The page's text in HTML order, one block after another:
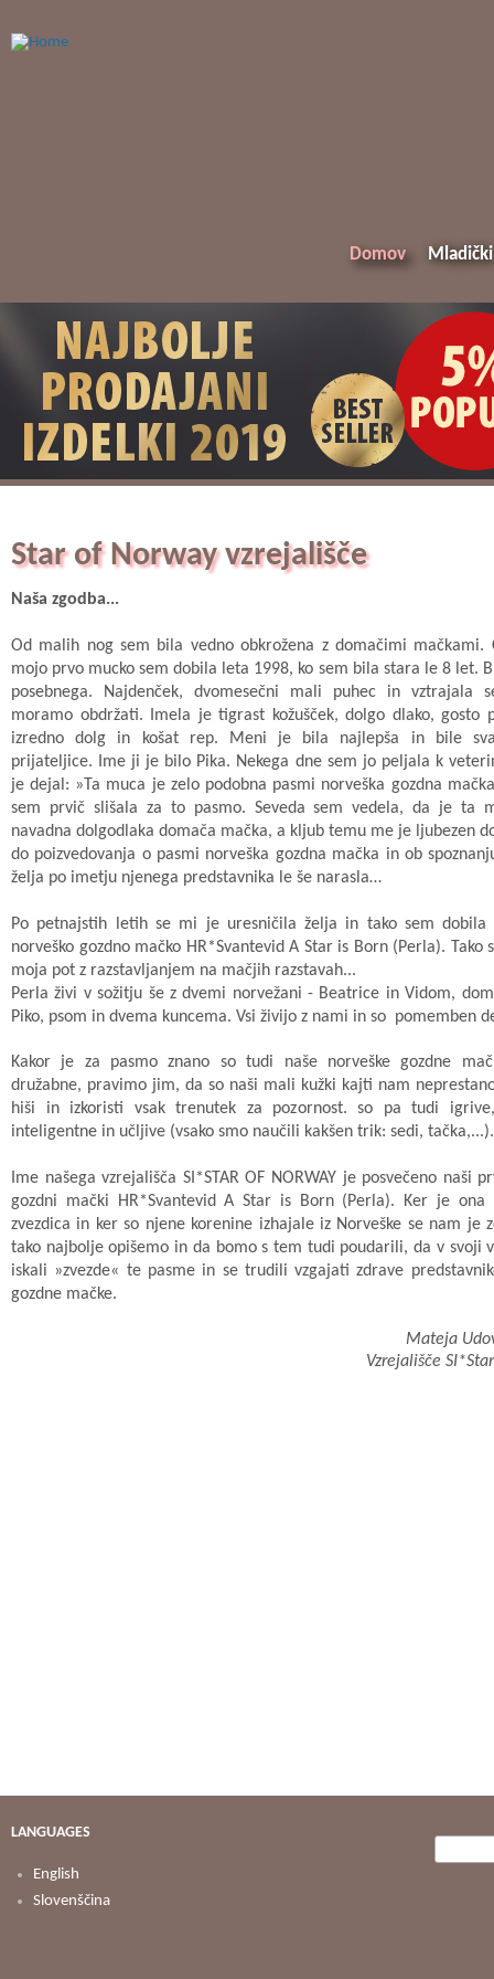
Domov Mladički
Star of Norway vzrejališče
Naša zgodba...
Od malih nog sem bila vedno obkrožena z domačimi mačkami.
mojo prvo mucko sem dobila leta 1998, ko sem bila stara le 8 let.
posebnega. Najdenček, dvomesečni mali puhec in vztrajala
moramo obdržati. Imela je tigrast kožušček, dolgo dlako, gosto
izredno dolg in košat rep. Meni je bila najlepša in bile
prijateljice. Ime ji je bilo Pika. Nekega dne sem jo peljala k
je dejal: »Ta muca je zelo podobna pasmi norveška gozdna
sem prvič slišala za to pasmo. Seveda sem vedela, da je ta
navadna dolgodlaka domača mačka, a kljub temu me je ljubezen
do poizvedovanja o pasmi norveška gozdna mačka in ob
želja po imetju njenega predstavnika le še narasla…
Po petnajstih letih se mi je uresničila želja in tako sem dobila
norveško gozdno mačko HR*Svantevid A Star is Born (Perla). Tako
moja pot z razstavljanjem na mačjih razstavah...
Perla živi v sožitju še z dvemi norvežani - Beatrice in Vidom,
Piko, psom in dvema kuncema. Vsi živijo z nami in so pomemben
Kakor je za pasmo znano so tudi naše norveške gozdne
družabne, pravimo jim, da so naši mali kužki kajti nam
hiši in izkoristi vsak trenutek za pozornost. so pa tudi
inteligentne in učljive (vsako smo naučili kakšen trik: sedi, tačka,...).
Ime našega vzrejališča SI*STAR OF NORWAY je posvečeno naši
gozdni mački HR*Svantevid A Star is Born (Perla). Ker je ona
zvezdica in ker so njene korenine izhajale iz Norveške se nam je
tako najbolje opišemo in da bomo s tem tudi poudarili, da v svoji
iskali »zvezde« te pasme in se trudili vzgajati zdrave
gozdne mačke.
Mateja
Vzrejališče
LANGUAGES
English
Slovenščina